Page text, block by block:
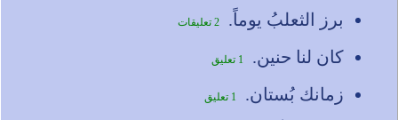
برز الثعلبُ يوماً. 2 تعليقات
كان لنا حنين. 1 تعليق
زمانك بُستان. 1 تعليق